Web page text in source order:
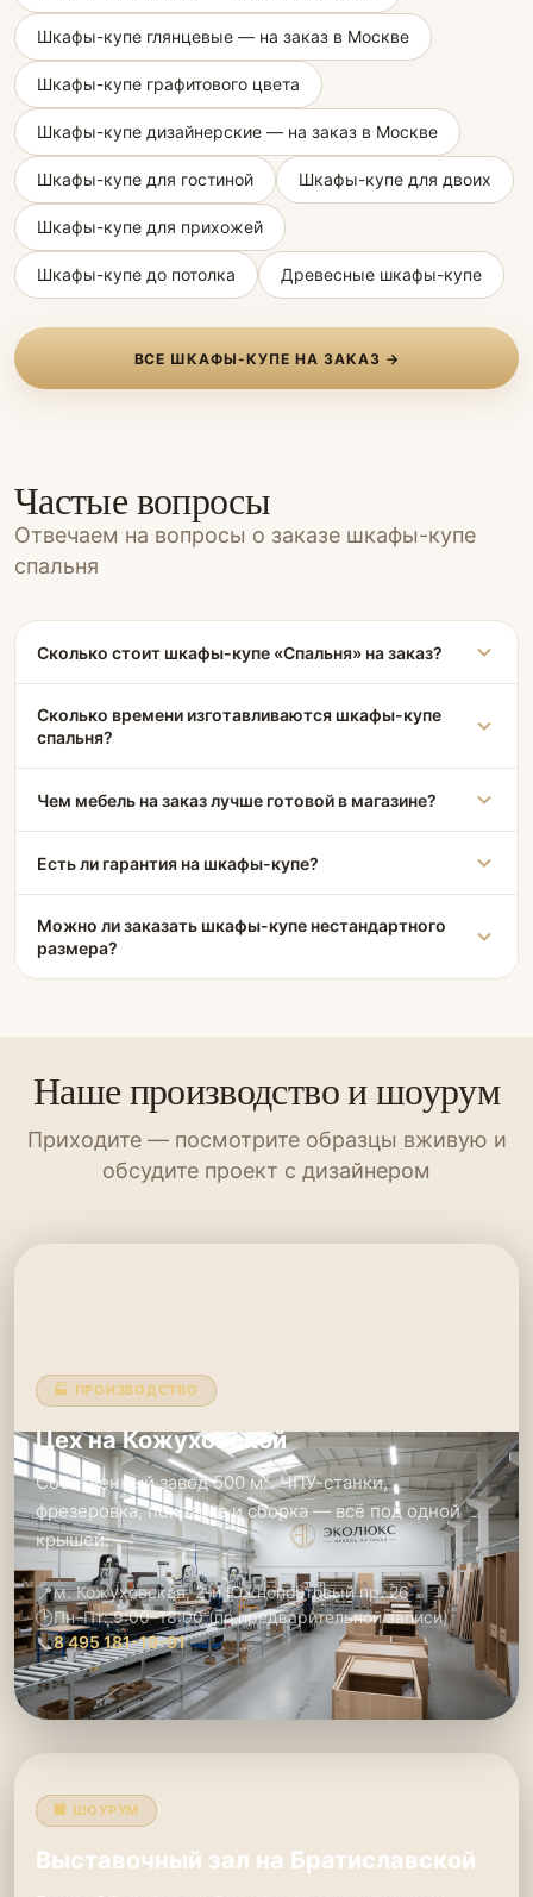
Шкафы-купе глянцевые — на заказ в Москве
Шкафы-купе графитового цвета
Шкафы-купе дизайнерские — на заказ в Москве
Шкафы-купе для гостиной Шкафы-купе для двоих
Шкафы-купе для прихожей
Шкафы-купе до потолка Древесные шкафы-купе
ВСЕ ШКАФЫ-КУПЕ НА ЗАКАЗ →
Частые вопросы
Отвечаем на вопросы о заказе шкафы-купе
спальня
Сколько стоит шкафы-купе «Спальня» на заказ?
Сколько времени изготавливаются шкафы-купе
спальня?
Чем мебель на заказ лучше готовой в магазине?
Есть ли гарантия на шкафы-купе?
Можно ли заказать шкафы-купе нестандартного
размера?
Наше производство и шоурум
Приходите — посмотрите образцы вживую и
обсудите проект с дизайнером
🏭 ПРОИЗВОДСТВО
Цех на Кожуховской
Собственный завод 500 м². ЧПУ-станки,
фрезеровка, покраска и сборка — всё под одной
крышей.
📍м. Кожуховская, 2-й Южнопортовый пр. 26
🕑Пн–Пт: 9:00–18:00 (по предварительной записи)
📞8 495 181-19-91
🏢 ШОУРУМ
Выставочный зал на Братиславской